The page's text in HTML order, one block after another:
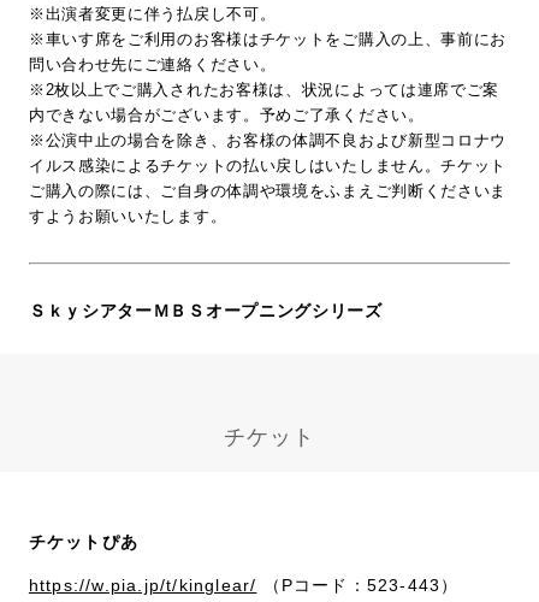
※出演者変更に伴う払戻し不可。
※車いす席をご利用のお客様はチケットをご購入の上、事前にお
問い合わせ先にご連絡ください。
※2枚以上でご購入されたお客様は、状況によっては連席でご案
内できない場合がございます。予めご了承ください。
※公演中止の場合を除き、お客様の体調不良および新型コロナウ
イルス感染によるチケットの払い戻しはいたしません。チケット
ご購入の際には、ご自身の体調や環境をふまえご判断くださいま
すようお願いいたします。
ＳｋｙシアターＭＢＳオープニングシリーズ
チケット
チケットぴあ
https://w.pia.jp/t/kinglear/ （Pコード：523-443）